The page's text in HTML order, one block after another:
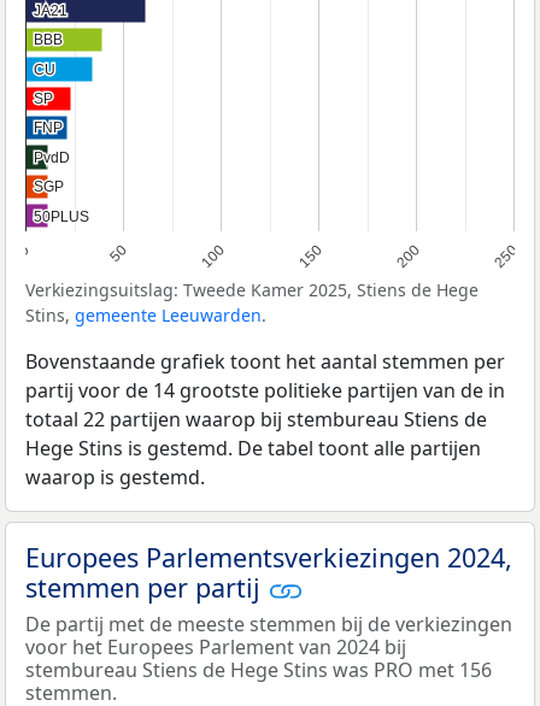
0 50 100 150 200 250
JA21
JA21
BBB
BBB
CU
CU
SP
SP
FNP
FNP
PvdD
PvdD
SGP
SGP
50PLUS
50PLUS
Verkiezingsuitslag: Tweede Kamer 2025, Stiens de Hege
Stins, gemeente Leeuwarden.
Bovenstaande grafiek toont het aantal stemmen per
partij voor de 14 grootste politieke partijen van de in
totaal 22 partijen waarop bij stembureau Stiens de
Hege Stins is gestemd. De tabel toont alle partijen
waarop is gestemd.
Europees Parlementsverkiezingen 2024,
stemmen per partij
De partij met de meeste stemmen bij de verkiezingen
voor het Europees Parlement van 2024 bij
stembureau Stiens de Hege Stins was PRO met 156
stemmen.